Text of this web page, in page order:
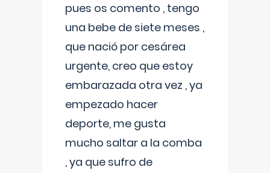
pues os comento , tengo
una bebe de siete meses ,
que nació por cesárea
urgente, creo que estoy
embarazada otra vez , ya
empezado hacer
deporte, me gusta
mucho saltar a la comba
, ya que sufro de